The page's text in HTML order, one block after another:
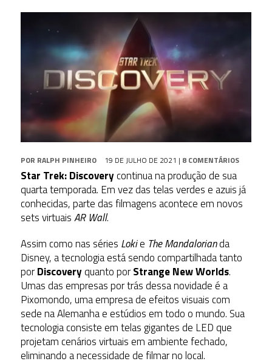
POR RALPH PINHEIRO 19 DE JULHO DE 2021 | 8 COMENTÁRIOS
Star Trek: Discoverycontinua na produção de sua
quarta temporada. Em vez das telas verdes e azuis já
conhecidas, parte das filmagens acontece em novos
sets virtuaisAR Wall.
Assim como nas séries Lokie The Mandalorianda
Disney, a tecnologia está sendo compartilhada tanto
porDiscoveryquanto porStrange New Worlds.
Umas das empresas por trás dessa novidade é a
Pixomondo, uma empresa de efeitos visuais com
sede na Alemanha e estúdios em todo o mundo. Sua
tecnologia consiste em telas gigantes de LED que
projetam cenários virtuais em ambiente fechado,
eliminando a necessidade de filmar no local.